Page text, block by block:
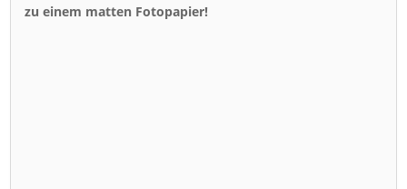
zu einem matten Fotopapier!